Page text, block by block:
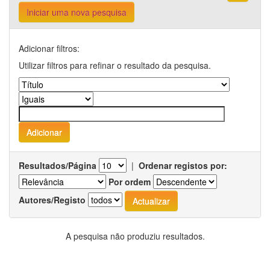
Iniciar uma nova pesquisa
Adicionar filtros:
Utilizar filtros para refinar o resultado da pesquisa.
Resultados/Página | Ordenar registos por:
Por ordem
Autores/Registo
A pesquisa não produziu resultados.